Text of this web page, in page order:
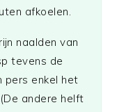
afkoelen.
naalden van
tevens de
pers enkel het
andere helft